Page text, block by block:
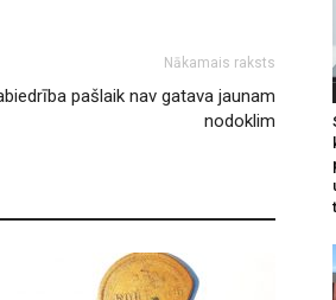
Nākamais raksts
pašlaik nav gatava jaunam
nodoklim